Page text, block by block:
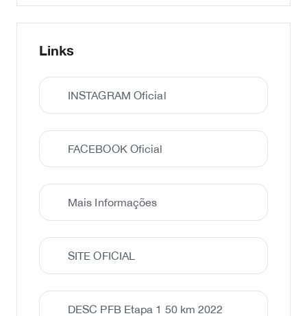
Links
INSTAGRAM Oficial
FACEBOOK Oficial
Mais Informações
SITE OFICIAL
DESC PFB Etapa 1 50 km 2022